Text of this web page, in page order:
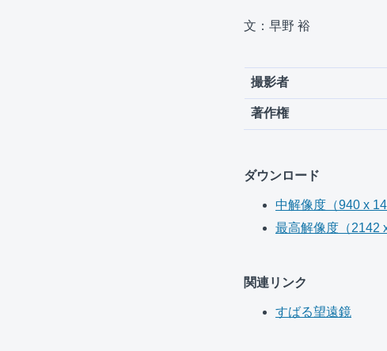
文：早野 裕
撮影者
著作権
ダウンロード
中解像度（940 x
最高解像度（2142
関連リンク
すばる望遠鏡